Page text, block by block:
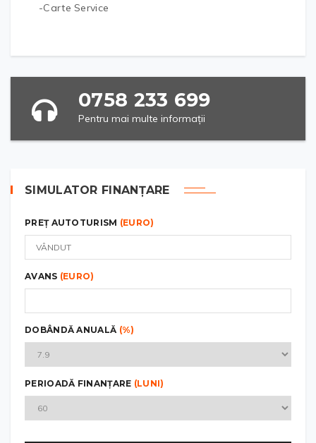
-Carte Service
0758 233 699
Pentru mai multe informații
SIMULATOR FINANȚARE
PREȚ AUTOTURISM (EURO)
AVANS (EURO)
DOBÂNDĂ ANUALĂ (%)
PERIOADĂ FINANȚARE (LUNI)